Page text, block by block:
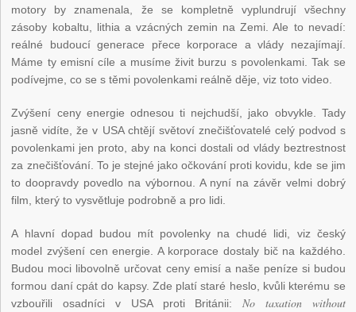
motory by znamenala, že se kompletně vyplundrují všechny
zásoby kobaltu, lithia a vzácných zemin na Zemi. Ale to nevadí:
reálné budoucí generace přece korporace a vlády nezajímají.
Máme ty emisní cíle a musíme živit burzu s povolenkami. Tak se
podívejme, co se s těmi povolenkami reálně děje, viz toto video.
Zvýšení ceny energie odnesou ti nejchudší, jako obvykle. Tady
jasně vidíte, že v USA chtějí světoví znečišťovatelé celý podvod s
povolenkami jen proto, aby na konci dostali od vlády beztrestnost
za znečišťování. To je stejné jako očkování proti kovidu, kde se jim
to doopravdy povedlo na výbornou. A nyní na závěr velmi dobrý
film, který to vysvětluje podrobně a pro lidi.
A hlavní dopad budou mít povolenky na chudé lidi, viz český
model zvýšení cen energie. A korporace dostaly bič na každého.
Budou moci libovolně určovat ceny emisí a naše peníze si budou
formou daní cpát do kapsy. Zde platí staré heslo, kvůli kterému se
vzbouřili osadníci v USA proti Británii:No taxation without